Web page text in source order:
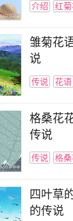
介绍 红
雏菊花
说
传说 花语
格桑花
传说
传说 格
四叶草
的传说